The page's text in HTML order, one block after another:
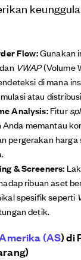
Flow:Gunakan
VWAP(Volume
di mana
atau
Analysis:Fitur
memantau
pergerakan harga
& Screeners:
ribuan aset
spesifik seperti
detik.
(AS) di